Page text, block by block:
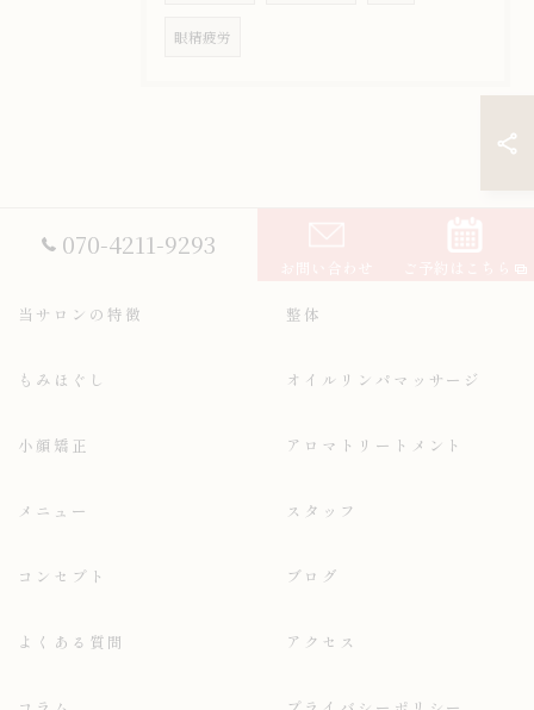
眼精疲労
070-4211-9293
当サロンの特徴 整体
もみほぐし オイルリンパマッサージ
小顔矯正 アロマトリートメント
メニュー スタッフ
コンセプト ブログ
よくある質問 アクセス